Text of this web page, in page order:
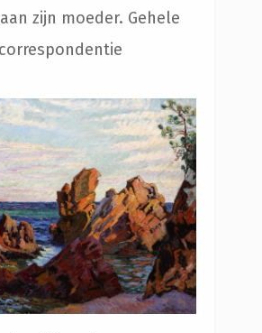
zijn moeder. Gehele
correspondentie